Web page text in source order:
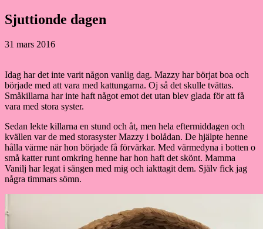
Sjuttionde dagen
31 mars 2016
Idag har det inte varit någon vanlig dag. Mazzy har börjat boa och
började med att vara med kattungarna. Oj så det skulle tvättas.
Småkillarna har inte haft något emot det utan blev glada för att få
vara med stora syster.
Sedan lekte killarna en stund och åt, men hela eftermiddagen och
kvällen var de med storasyster Mazzy i bolådan. De hjälpte henne
hålla värme när hon började få förvärkar. Med värmedyna i botten o
små katter runt omkring henne har hon haft det skönt. Mamma
Vanilj har legat i sängen med mig och iakttagit dem. Själv fick jag
några timmars sömn.